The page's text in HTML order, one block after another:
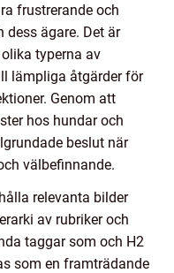
frustrerande och
dess ägare. Det är
typerna av
lämpliga åtgärder för
Genom att
hos hundar och
beslut när
välbefinnande.
relevanta bilder
av rubriker och
taggar som och H2
som en framträdande